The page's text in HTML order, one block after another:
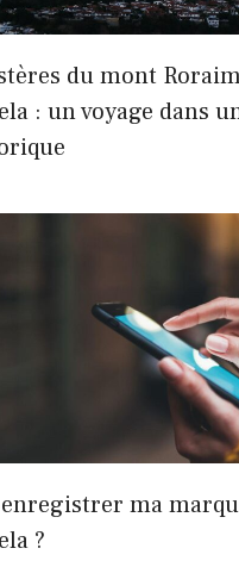
du mont
: un voyage dans
ma
?